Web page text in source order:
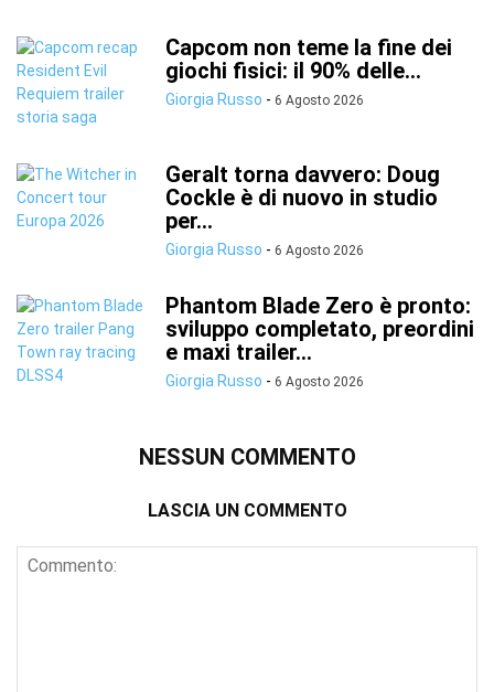
Capcom non teme la fine dei
giochi fisici: il 90% delle...
Giorgia Russo - 6 Agosto 2026
Geralt torna davvero: Doug
Cockle è di nuovo in studio
per...
Giorgia Russo - 6 Agosto 2026
Phantom Blade Zero è pronto:
sviluppo completato, preordini
e maxi trailer...
Giorgia Russo - 6 Agosto 2026
NESSUN COMMENTO
LASCIA UN COMMENTO